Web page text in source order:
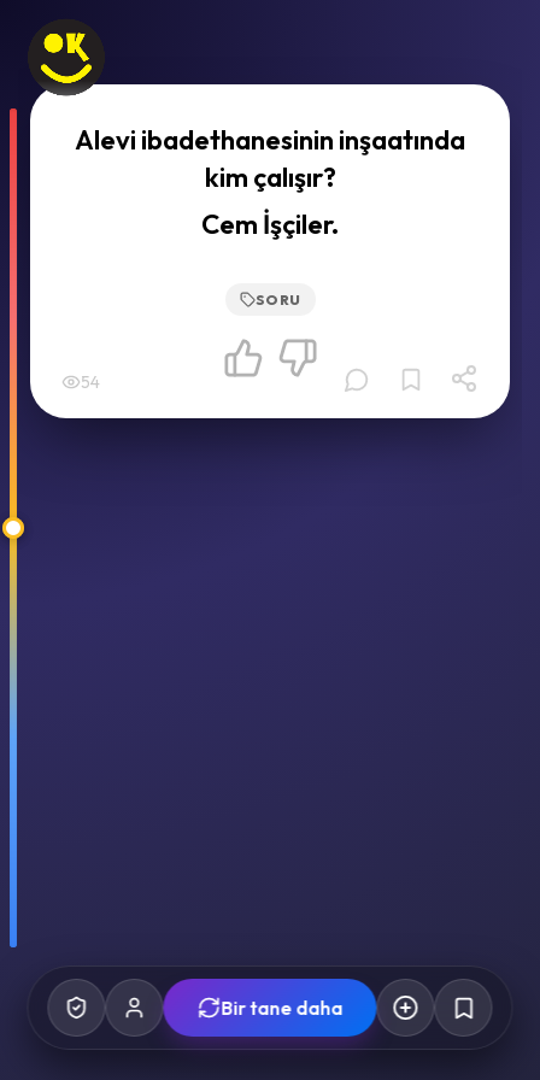
Alevi ibadethanesinin inşaatında
kim çalışır?
Cem İşçiler.
SORU
54
Bir tane daha